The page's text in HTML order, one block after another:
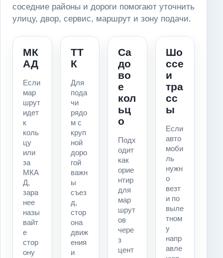
соседние районы и дороги помогают уточнить
улицу, двор, сервис, маршрут и зону подачи.
МК
АД
Если
мар
шрут
идет
к
коль
цу
или
за
МКА
Д,
зара
нее
назы
вайт
е
стор
ону
ТТ
К
Для
пода
чи
рядо
м с
круп
ной
доро
гой
важн
ы
съез
д,
стор
она
движ
ения
и
Са
до
во
е
кол
ьц
о
Подх
одит
как
орие
нтир
для
мар
шрут
ов
чере
з
цент
Шо
ссе
и
тра
сс
ы
Если
авто
моби
ль
нужн
о
везт
и по
выле
тном
у
напр
авле